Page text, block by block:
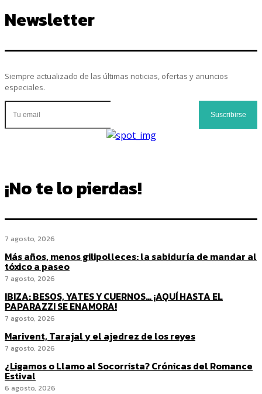
Newsletter
Siempre actualizado de las últimas noticias, ofertas y anuncios
especiales.
Suscribirse
¡No te lo pierdas!
7 agosto, 2026
Más años, menos gilipolleces: la sabiduría de mandar al
tóxico a paseo
7 agosto, 2026
IBIZA: BESOS, YATES Y CUERNOS… ¡AQUÍ HASTA EL
PAPARAZZI SE ENAMORA!
7 agosto, 2026
Marivent, Tarajal y el ajedrez de los reyes
7 agosto, 2026
¿Ligamos o Llamo al Socorrista? Crónicas del Romance
Estival
6 agosto, 2026